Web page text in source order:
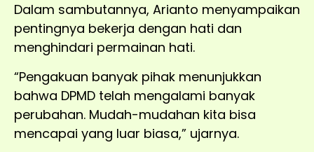
Dalam sambutannya, Arianto menyampaikan
pentingnya bekerja dengan hati dan
menghindari permainan hati.
“Pengakuan banyak pihak menunjukkan
bahwa DPMD telah mengalami banyak
perubahan. Mudah-mudahan kita bisa
mencapai yang luar biasa,” ujarnya.